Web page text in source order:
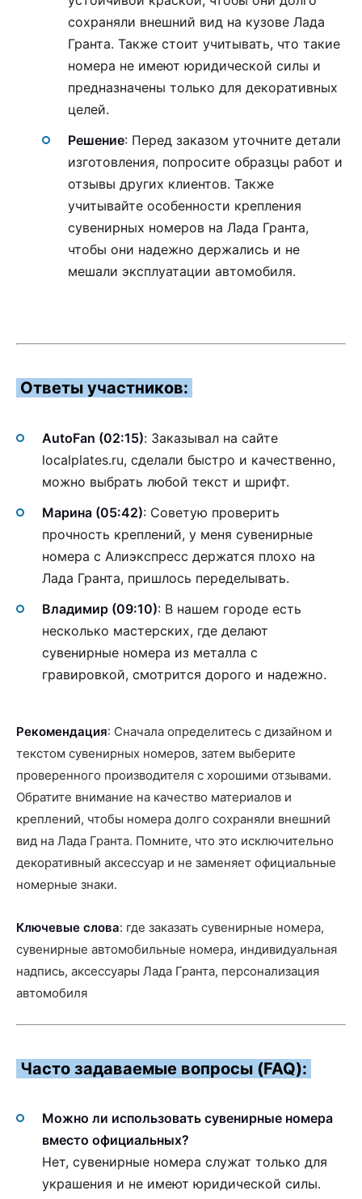
сохраняли внешний вид на кузове Лада
Гранта. Также стоит учитывать, что такие
номера не имеют юридической силы и
предназначены только для декоративных
целей.
Решение: Перед заказом уточните детали
изготовления, попросите образцы работ и
отзывы других клиентов. Также
учитывайте особенности крепления
сувенирных номеров на Лада Гранта,
чтобы они надежно держались и не
мешали эксплуатации автомобиля.
Ответы участников:
AutoFan (02:15): Заказывал на сайте
localplates.ru, сделали быстро и качественно,
можно выбрать любой текст и шрифт.
Марина (05:42): Советую проверить
прочность креплений, у меня сувенирные
номера с Алиэкспресс держатся плохо на
Лада Гранта, пришлось переделывать.
Владимир (09:10): В нашем городе есть
несколько мастерских, где делают
сувенирные номера из металла с
гравировкой, смотрится дорого и надежно.
Рекомендация: Сначала определитесь с дизайном и
текстом сувенирных номеров, затем выберите
проверенного производителя с хорошими отзывами.
Обратите внимание на качество материалов и
креплений, чтобы номера долго сохраняли внешний
вид на Лада Гранта. Помните, что это исключительно
декоративный аксессуар и не заменяет официальные
номерные знаки.
Ключевые слова: где заказать сувенирные номера,
сувенирные автомобильные номера, индивидуальная
надпись, аксессуары Лада Гранта, персонализация
автомобиля
Часто задаваемые вопросы (FAQ):
Можно ли использовать сувенирные номера
вместо официальных?
Нет, сувенирные номера служат только для
украшения и не имеют юридической силы.